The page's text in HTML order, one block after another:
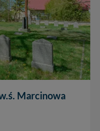
Leaflet|Wikimedia
Marcinowa